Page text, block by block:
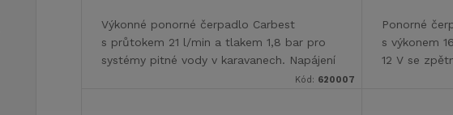
Výkonné ponorné čerpadlo Carbest
s průtokem 21 l/min a tlakem 1,8 bar pro
systémy pitné vody v karavanech. Napájení
12V, integrovaná ochrana proti chodu...
Kód: 620007
Ponorné
s výkonem
12 V se